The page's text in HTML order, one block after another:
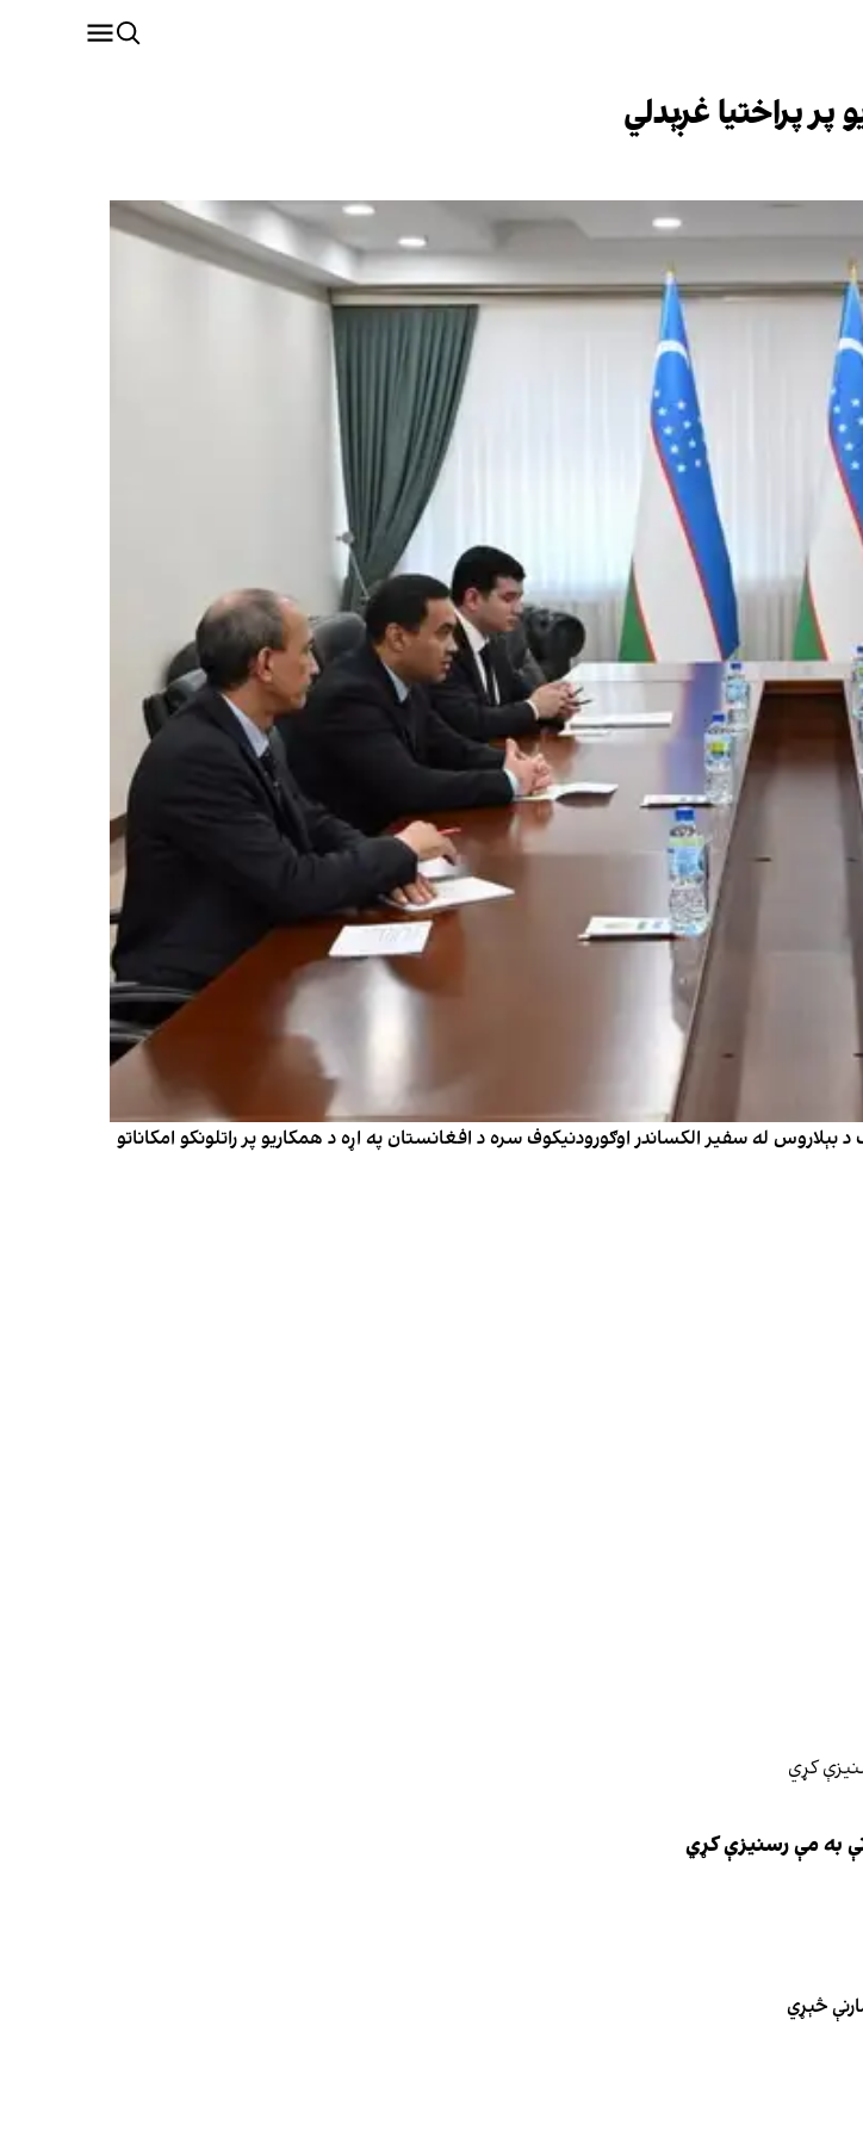
پراختیا غږېدلي
له سفیر الکساندر اوګورودنیکوف سره د افغانستان په اړه د همکاریو پر راتلونکو امکاناتو
به مې رسنیزې کړي
څېړي